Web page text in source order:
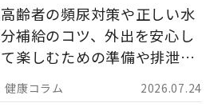
2026.07.24
高齢者の頻尿対策や正しい水
分補給のコツ、外出を安心し
て楽しむための準備や排泄ケ
ア用品の選び方を解説しま
す。